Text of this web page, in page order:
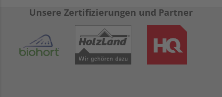
Unsere Zertifizierungen und Partner